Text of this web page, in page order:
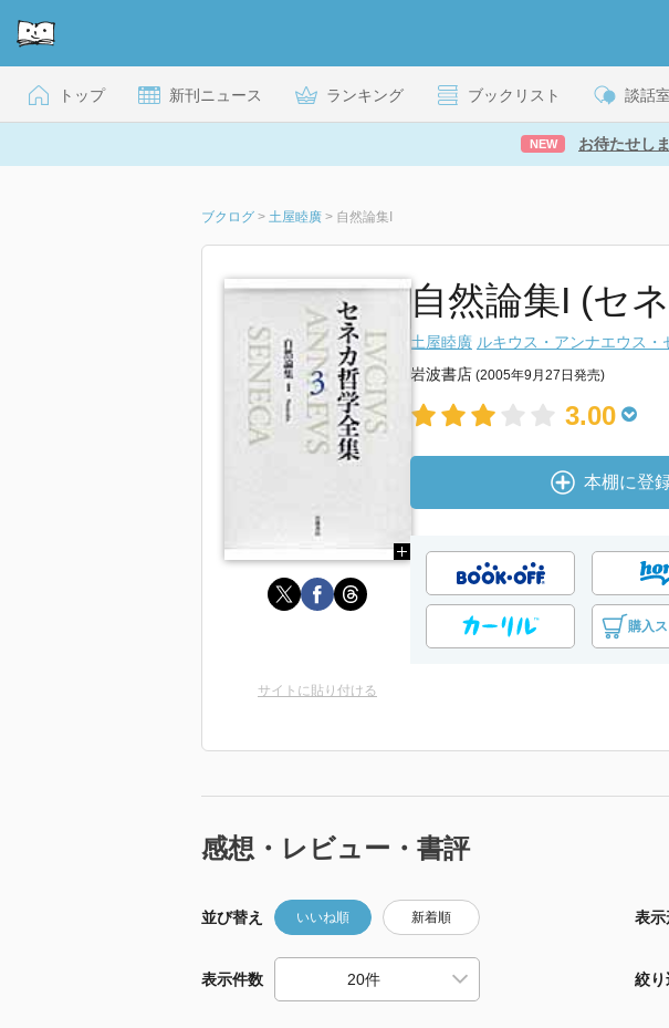
トップ 新刊ニュース ランキング ブックリスト 談話室
NEW お待たせし
ブクログ > 土屋睦廣 > 自然論集I
自然論集I (セ
土屋睦廣 ルキウス・アンナエウス・
岩波書店 (2005年9月27日発売)
3.00
本棚に登
購入
サイトに貼り付ける
感想・レビュー・書評
並び替え いいね順 新着順 表示
表示件数 絞り